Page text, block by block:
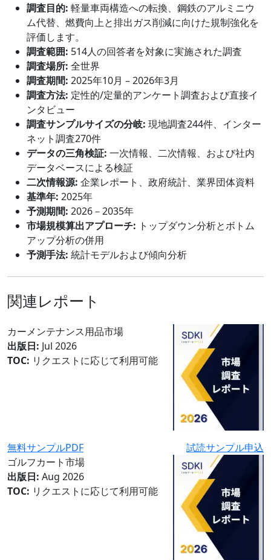
調査目的: 軽量車両構造への転換、鋼鉄のアルミニウ
ム代替、燃費向上と排出ガス削減に向けた規制強化を
評価します。
調査範囲: 514人の回答者を対象に実施された調査
調査場所: 全世界
調査期間: 2025年10月 – 2026年3月
調査方法: 定性的/定量的アンケート調査および直接イ
ンタビュー
調査サンプルサイズの分岐: 現地調査244件、インター
ネット調査270件
データの三角検証: 一次情報、二次情報、および社内
データベースによる検証
二次情報源: 企業レポート、政府統計、業界団体資料
基準年: 2025年
予測期間: 2026－2035年
市場規模算出アプローチ: トップダウン分析とボトム
アップ分析の併用
予測手法: 統計モデルおよび傾向分析
関連レポート
カーメンテナンス用品市場
出版日: Jul 2026
TOC: リクエストに応じて利用可能
無料サンプルPDF
試読サンプル申込
ゴルフカート市場
出版日: Aug 2026
TOC: リクエストに応じて利用可能